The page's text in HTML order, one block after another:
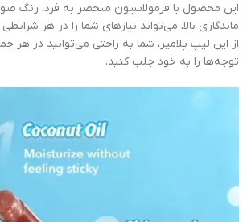
این محصول با فرمولاسیون منحصر به فرد، رنگ
ماندگاری بالا، می‌تواند نیازهای شما را در هر شرایطی
از این لیپ پلامپر، شما به راحتی می‌توانید در هر
توجه‌ها را به خود جلب کنید.